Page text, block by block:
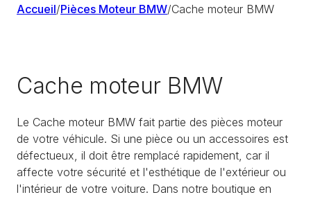
Accueil/Pièces Moteur BMW/Cache moteur BMW
Cache moteur BMW
Le Cache moteur BMW fait partie des pièces moteur
de votre véhicule. Si une pièce ou un accessoires est
défectueux, il doit être remplacé rapidement, car il
affecte votre sécurité et l'esthétique de l'extérieur ou
l'intérieur de votre voiture. Dans notre boutique en